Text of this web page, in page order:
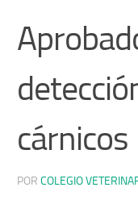
cárnicos
POR COLEGIO